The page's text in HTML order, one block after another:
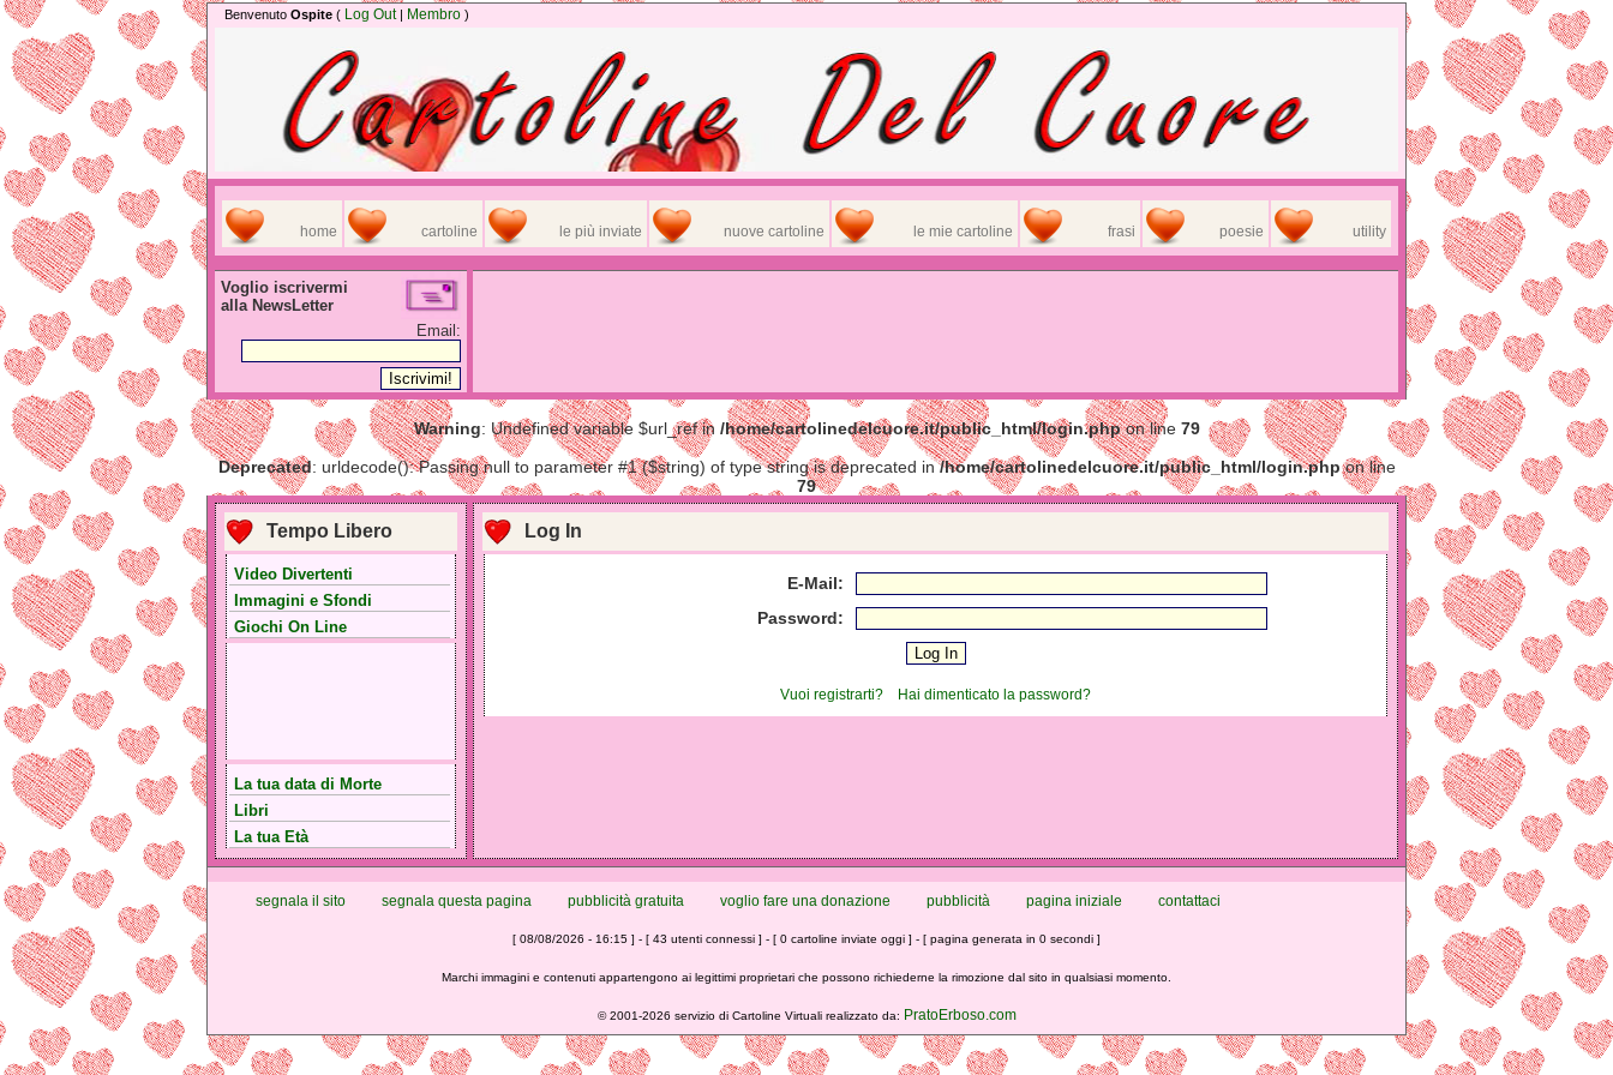
Benvenuto Ospite ( Log Out| Membro )
home cartoline le più inviate nuove cartoline le mie cartoline frasi poesie utility
Voglio iscrivermi
alla NewsLetter
Email:
Warning: Undefined variable $url_ref in /home/cartolinedelcuore.it/public_html/login.phpon line 79
Deprecated: urldecode(): Passing null to parameter #1 ($string) of type string is deprecated in/home/cartolinedelcuore.it/public_html/login.phpon line
79
Tempo Libero
Video Divertenti
Immagini e Sfondi
Giochi On Line
La tua data di Morte
Libri
La tua Età
Log In
E-Mail:
Password:
Vuoi registrarti? Hai dimenticato la password?
segnala il sito segnala questa pagina pubblicità gratuita voglio fare una donazione pubblicità pagina iniziale contattaci
[ 08/08/2026 - 16:15 ] - [ 43 utenti connessi ] - [ 0 cartoline inviate oggi ] - [ pagina generata in 0 secondi ]
Marchi immagini e contenuti appartengono ai legittimi proprietari che possono richiederne la rimozione dal sito in qualsiasi momento.
©2001-2026 servizio di Cartoline Virtuali realizzato da: PratoErboso.com